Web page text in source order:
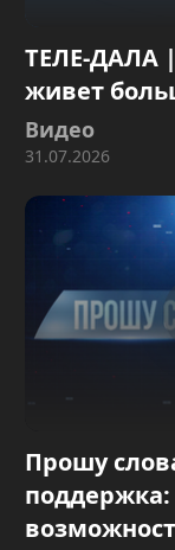
ТЕЛЕ-ДАЛА
живет
Видео
31.07.2026
Прошу